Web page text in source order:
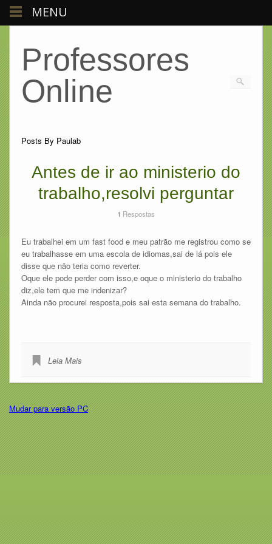
Professores
Online
Posts By Paulab
Antes de ir ao ministerio do
trabalho,resolvi perguntar
1 Respostas
Eu trabalhei em um fast food e meu patrão me registrou como se
eu trabalhasse em uma escola de idiomas,sai de lá pois ele
disse que não teria como reverter.
Oque ele pode perder com isso,e oque o ministerio do trabalho
diz,ele tem que me indenizar?
Ainda não procurei resposta,pois sai esta semana do trabalho.
Leia Mais
Mudar para versão PC
MENU